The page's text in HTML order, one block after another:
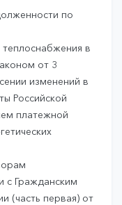
по
в
от 3
изменений в
Российской
платежной
с Гражданским
(часть первая) от